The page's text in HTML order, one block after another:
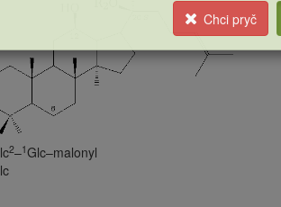
2–1Glc–malonyl
Chci pryč